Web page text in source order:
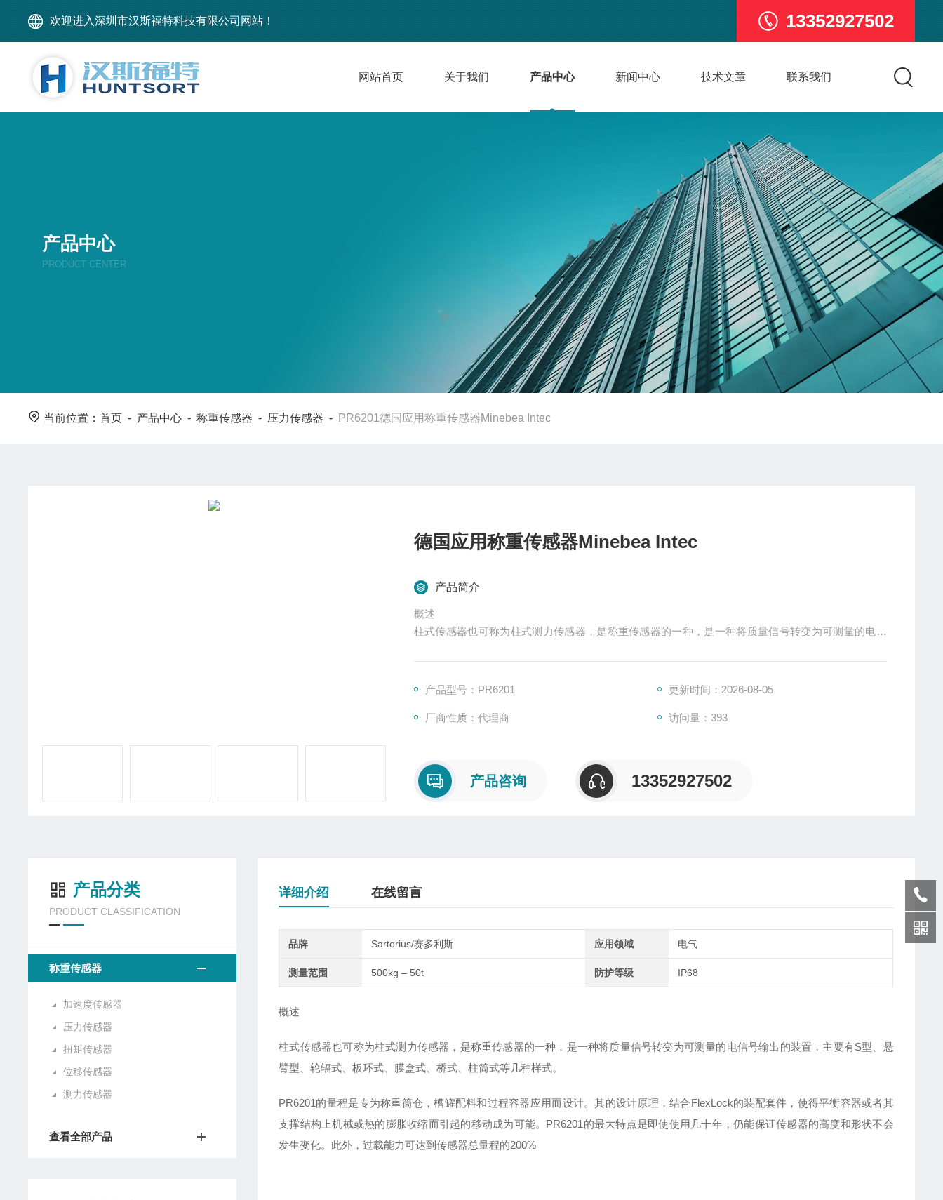
欢迎进入深圳市汉斯福特科技有限公司网站！ 13352927502
网站首页 关于我们 产品中心 新闻中心 技术文章 联系我们
产品中心
PRODUCT CENTER
当前位置：首页 - 产品中心 -称重传感器 - 压力传感器 - PR6201德国应用称重传感器Minebea Intec
德国应用称重传感器Minebea Intec
产品简介
概述
柱式传感器也可称为柱式测力传感器，是称重传感器的一种，是一种将质量信号转变为可测量的电信
产品型号：PR6201 更新时间：2026-08-05
厂商性质：代理商 访问量：393
产品咨询 13352927502
详细介绍 在线留言
品牌 Sartorius/赛多利斯 应用领域 电气
测量范围 500kg – 50t 防护等级 IP68
概述
柱式传感器也可称为柱式测力传感器，是称重传感器的一种，是一种将质量信号转变为可测量的电信号输出的装置，主要有S型、悬
臂型、轮辐式、板环式、膜盒式、桥式、柱筒式等几种样式。
PR6201的量程是专为称重筒仓，槽罐配料和过程容器应用而设计。其的设计原理，结合FlexLock的装配套件，使得平衡容器或者其
支撑结构上机械或热的膨胀收缩而引起的移动成为可能。PR6201的最大特点是即使使用几十年，仍能保证传感器的高度和形状不会
发生变化。此外，过载能力可达到传感器总量程的200%
产品分类
PRODUCT CLASSIFICATION
称重传感器
加速度传感器
压力传感器
扭矩传感器
位移传感器
测力传感器
查看全部产品